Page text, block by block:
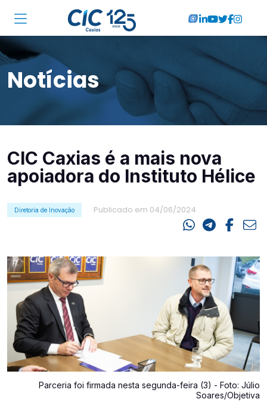
Institucional
Associadas
Soluções
Cursos
RA CIC Caxias
Eventos
Contato
Notícias
CIC Caxias é a mais nova
apoiadora do Instituto Hélice
Diretoria de Inovação Publicado em 04/06/2024
Parceria foi firmada nesta segunda-feira (3) - Foto: Júlio
Soares/Objetiva